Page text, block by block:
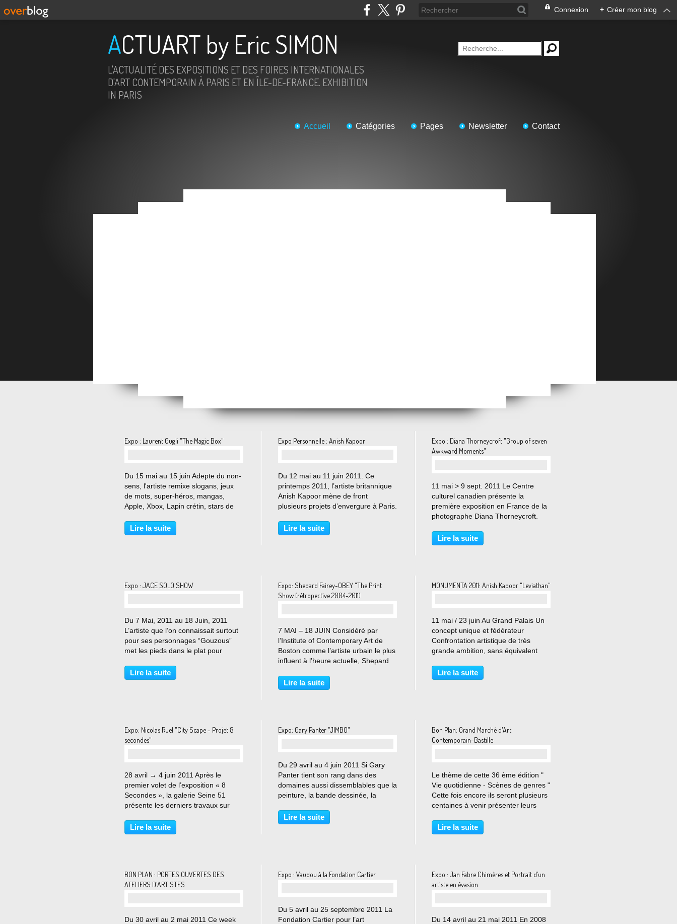
Connexion + Créer mon blog
ACTUART by Eric SIMON
L'ACTUALITÉ DES EXPOSITIONS ET DES FOIRES INTERNATIONALES
D'ART CONTEMPORAIN À PARIS ET EN ÎLE-DE-FRANCE. EXHIBITION
IN PARIS
Accueil Catégories Pages Newsletter Contact
Publié depuis Overblog et Facebook
"Mes années 80"
WE ARE [still] HERE
Expo : Laurent Gugli "The Magic Box"
Du 15 mai au 15 juin Adepte du non-
sens, l'artiste remixe slogans, jeux
de mots, super-héros, mangas,
Apple, Xbox, Lapin crétin, stars de
droit sortis de "Google image", ces
graphismes piratés & marques
Lire la suite
Expo Personnelle : Anish Kapoor
Du 12 mai au 11 juin 2011. Ce
printemps 2011, l’artiste britannique
Anish Kapoor mène de front
plusieurs projets d’envergure à Paris.
chapelle de l’École nationale
supérieure des beaux-arts. Dans la
Lire la suite
Expo : Diana Thorneycroft "Group of seven
Awkward Moments"
11 mai > 9 sept. 2011 Le Centre
culturel canadien présente la
première exposition en France de la
photographe Diana Thorneycroft.
canadien présente dans sa totalité la
sé rie « Group of Seven Awkward
Lire la suite
Expo : JACE SOLO SHOW
Du 7 Mai, 2011 au 18 Juin, 2011
L’artiste que l’on connaissait surtout
pour ses personnages “Gouzous”
met les pieds dans le plat pour
société bien rangée à travers ses
nouveaux travaux sous le nom
Lire la suite
Expo: Shepard Fairey-OBEY "The Print
Show (rétropective 2004-2011)
7 MAI – 18 JUIN Considéré par
l’Institute of Contemporary Art de
Boston comme l’artiste urbain le plus
influent à l’heure actuelle, Shepard
d’Obey) fait aujourd’hui partie des
plus importantes collections de
Lire la suite
MONUMENTA 2011: Anish Kapoor "Leviathan"
11 mai / 23 juin Au Grand Palais Un
concept unique et fédérateur
Confrontation artistique de très
grande ambition, sans équivalent
ministère de la Culture et de la
Communication, MONUMENTA invite
Lire la suite
Expo: Nicolas Ruel "City Scape - Projet 8
secondes"
28 avril → 4 juin 2011 Après le
premier volet de l’exposition « 8
Secondes », la galerie Seine 51
présente les derniers travaux sur
Canadien Nicolas Ruel. Pour le
photographe, tout espace urbain,
Lire la suite
Expo: Gary Panter "JIMBO"
Du 29 avril au 4 juin 2011 Si Gary
Panter tient son rang dans des
domaines aussi dissemblables que la
peinture, la bande dessinée, la
le graphisme commercial — avec de
régulières incursions du côté du
Lire la suite
Bon Plan: Grand Marché d'Art
Contemporain-Bastille
Le thème de cette 36 ème édition "
Vie quotidienne - Scènes de genres "
Cette fois encore ils seront plusieurs
centaines à venir présenter leurs
peintres, photographes et créateurs
de tous genres accueilleront les
Lire la suite
BON PLAN : PORTES OUVERTES DES
ATELIERS D'ARTISTES
Du 30 avril au 2 mai 2011 Ce week
Expo : Vaudou à la Fondation Cartier
Du 5 avril au 25 septembre 2011 La
Fondation Cartier pour l’art
Expo : Jan Fabre Chimères et Portrait d’un
artiste en évasion
Du 14 avril au 21 mai 2011 En 2008